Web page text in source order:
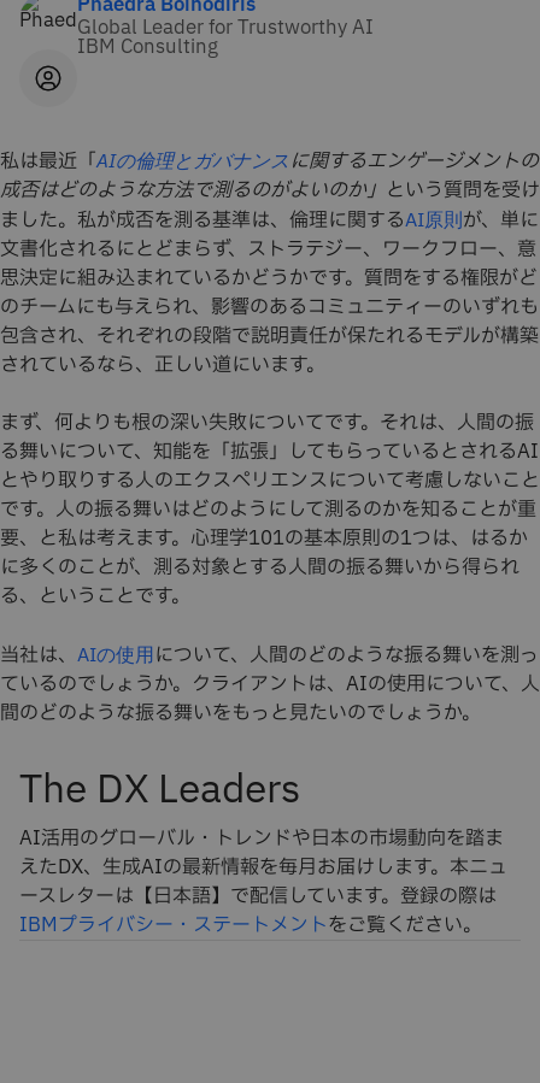
Global Leader for Trustworthy AI
IBM Consulting
私は最近「AIの倫理とガバナンス に関するエンゲージメントの
成否はどのような方法で測るのがよいのか」 という質問を受け
ました。私が成否を測る基準は、倫理に関するAI原則が、単に
文書化されるにとどまらず、ストラテジー、ワークフロー、意
思決定に組み込まれているかどうかです。質問をする権限がど
のチームにも与えられ、影響のあるコミュニティーのいずれも
包含され、それぞれの段階で説明責任が保たれるモデルが構築
されているなら、正しい道にいます。
まず、何よりも根の深い失敗についてです。それは、人間の振
る舞いについて、知能を「拡張」してもらっているとされるAI
とやり取りする人のエクスペリエンスについて考慮しないこと
です。人の振る舞いはどのようにして測るのかを知ることが重
要、と私は考えます。心理学101の基本原則の1つは、はるか
に多くのことが、測る対象とする人間の振る舞いから得られ
る、ということです。
当社は、 AIの使用 について、人間のどのような振る舞いを測っ
ているのでしょうか。クライアントは、AIの使用について、人
間のどのような振る舞いをもっと見たいのでしょうか。
The DX Leaders
AI活用のグローバル・トレンドや日本の市場動向を踏ま
えたDX、生成AIの最新情報を毎月お届けします。本ニュ
ースレターは【日本語】で配信しています。登録の際は
IBMプライバシー・ステートメントをご覧ください。